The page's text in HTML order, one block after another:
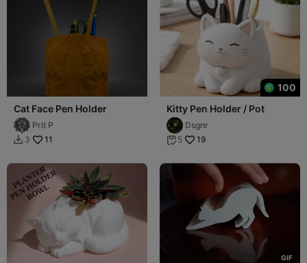
Cat Face Pen Holder
Prit P
 3 11
100
Kitty Pen Holder / Pot
Dsgnr
 5 19
GIF